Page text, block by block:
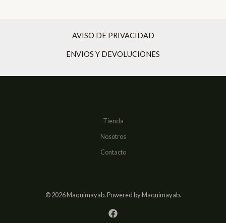
AVISO DE PRIVACIDAD
ENVIOS Y DEVOLUCIONES
Tienda
Nosotros
Contacto
© 2026 Maquimayab. Powered by Maquimayab.